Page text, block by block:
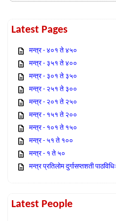
Latest Pages
मन्त्र - ४०१ ते ४५०
मन्त्र - ३५१ ते ४००
मन्त्र - ३०१ ते ३५०
मन्त्र - २५१ ते ३००
मन्त्र - २०१ ते २५०
मन्त्र - १५१ ते २००
मन्त्र - १०१ ते १५०
मन्त्र - ५१ ते १००
मन्त्र - १ ते ५०
मन्त्र प्रतिलोम दुर्गासप्तशती पाठविधिः
Latest People